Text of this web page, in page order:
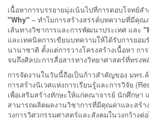
เนื้อหาการบรรยายมุ่งเน้นไปที่การตอบโจทย์ส
"Why" – ทำไมการสร้างสรรค์บทความที่มีคุ
เส้นทางวิชาการและการพัฒนาประเทศ และ
และเทคนิคการเขียนบทความให้ได้รับการยอม
นานาชาติ ตั้งแต่การวางโครงสร้างเนื้อหา กา
จนถึงศิลปะการสื่อสารทางวิทยาศาสตร์ที่ทรงพ
การจัดงานในวันนี้ถือเป็นก้าวสำคัญของ มทร
การสร้างนิเวศแห่งการเรียนรู้และการวิจัย
เพื่อเสริมสร้างทักษะให้แก่คณาจารย์ นักศึกษา
สามารถผลิตผลงานวิชาการที่มีคุณค่าและสร้า
วงการวิศวกรรมศาสตร์และสังคมในวงกว้างต่